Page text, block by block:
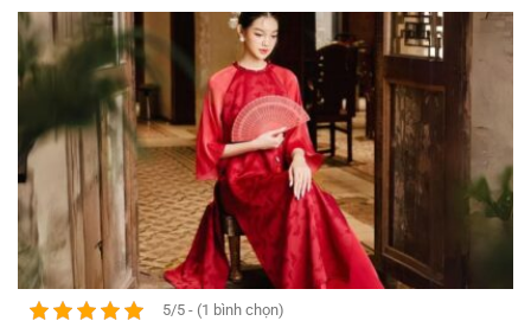
5/5 - (1 bình chọn)